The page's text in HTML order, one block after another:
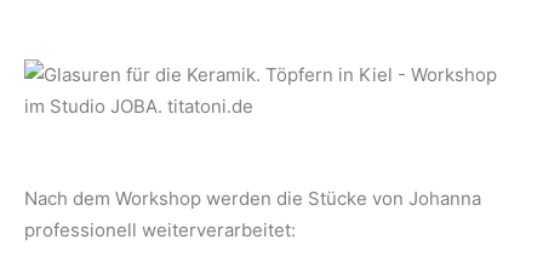
Nach dem Workshop werden die Stücke von Johanna
professionell weiterverarbeitet: